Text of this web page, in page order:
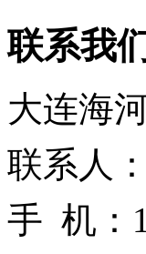
联系我们
大连海
联系人
手 机：